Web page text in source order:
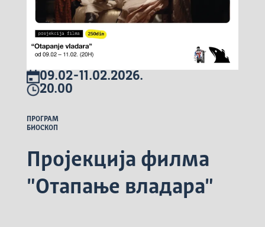
09.02-11.02.2026.
20.00
ПРОГРАМ
БИОСКОП
Пројекција филма
"Отапање владара"